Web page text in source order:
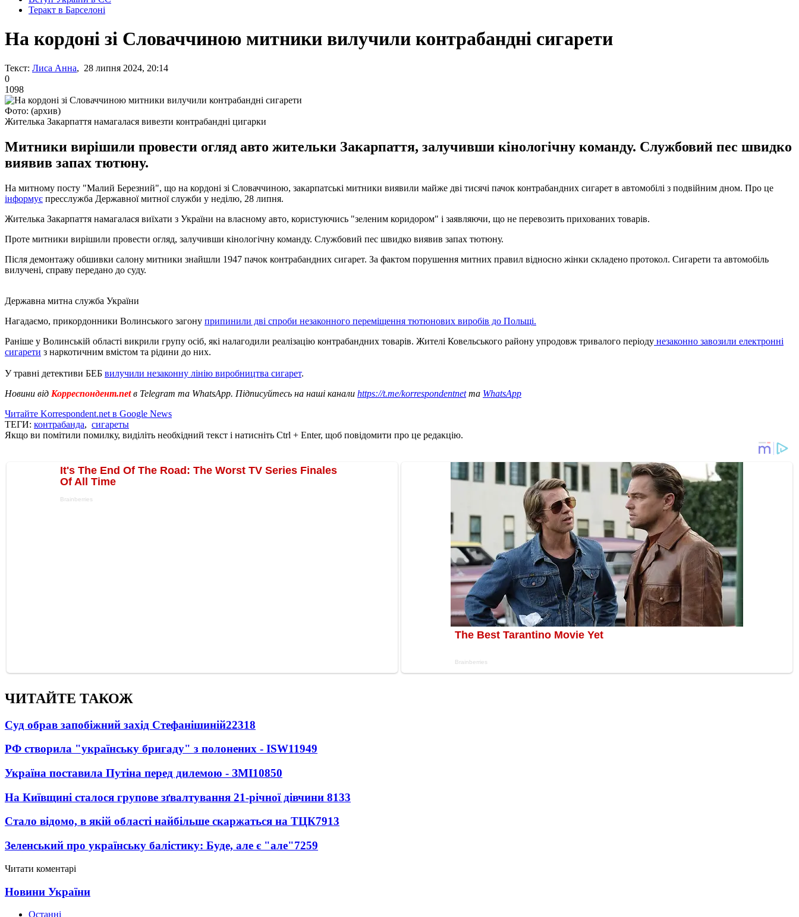
Теракт в Барселоні
На кордоні зі Словаччиною митники вилучили контрабандні сигарети
Текст: Лиса Анна, 28 липня 2024, 20:14
0
1098
Фото: (архив)
Жителька Закарпаття намагалася вивезти контрабандні цигарки
Митники вирішили провести огляд авто жительки Закарпаття, залучивши кінологічну команду. Службовий пес швидко
виявив запах тютюну.
На митному посту "Малий Березний", що на кордоні зі Словаччиною, закарпатські митники виявили майже дві тисячі пачок контрабандних сигарет в автомобілі з подвійним дном. Про це
інформує пресслужба Державної митної служби у неділю, 28 липня.
Жителька Закарпаття намагалася виїхати з України на власному авто, користуючись "зеленим коридором" і заявляючи, що не перевозить прихованих товарів.
Проте митники вирішили провести огляд, залучивши кінологічну команду. Службовий пес швидко виявив запах тютюну.
Після демонтажу обшивки салону митники знайшли 1947 пачок контрабандних сигарет. За фактом порушення митних правил відносно жінки складено протокол. Сигарети та автомобіль
вилучені, справу передано до суду.
Державна митна служба України
Нагадаємо, прикордонники Волинського загону припинили дві спроби незаконного переміщення тютюнових виробів до Польщі.
Раніше у Волинській області викрили групу осіб, які налагодили реалізацію контрабандних товарів. Жителі Ковельського району упродовж тривалого періоду незаконно завозили електронні
сигарети з наркотичним вмістом та рідини до них.
У травні детективи БЕБ вилучили незаконну лінію виробництва сигарет.
Новини від Корреспондент.netв Telegram та WhatsApp. Підписуйтесь на наші канали https://t.me/korrespondentnetта WhatsApp
Читайте Korrespondent.net в Google News
ТЕГИ: контрабанда, сигареты
Якщо ви помітили помилку, виділіть необхідний текст і натисніть Ctrl + Enter, щоб повідомити про це редакцію.
ЧИТАЙТЕ ТАКОЖ
Суд обрав запобіжний захід Стефанішиній22318
РФ створила "українську бригаду" з полонених - ISW11949
Україна поставила Путіна перед дилемою - ЗМІ10850
На Київщині сталося групове зґвалтування 21-річної дівчини 8133
Стало відомо, в якій області найбільше скаржаться на ТЦК7913
Зеленський про українську балістику: Буде, але є "але"7259
Читати коментарі
Новини України
Останні